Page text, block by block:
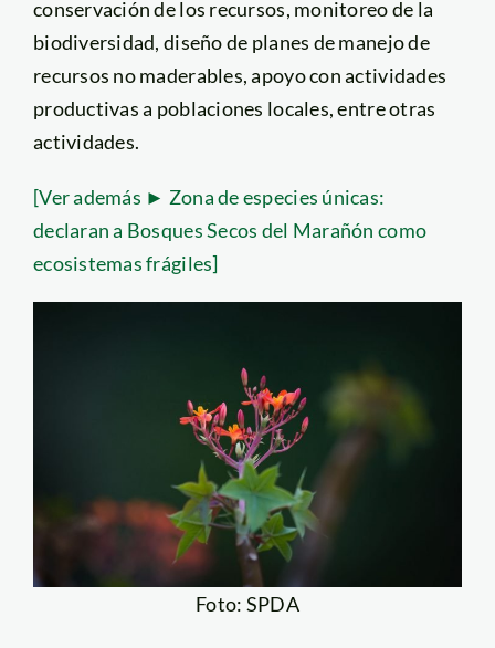
conservación de los recursos, monitoreo de la
biodiversidad, diseño de planes de manejo de
recursos no maderables, apoyo con actividades
productivas a poblaciones locales, entre otras
actividades.
[Ver además ► Zona de especies únicas:
declaran a Bosques Secos del Marañón como
ecosistemas frágiles]
Foto: SPDA